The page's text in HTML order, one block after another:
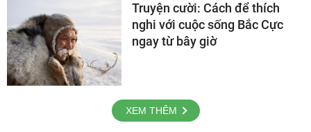
Truyện cười: Cách để thích
nghi với cuộc sống Bắc Cực
ngay từ bây giờ
XEM THÊM